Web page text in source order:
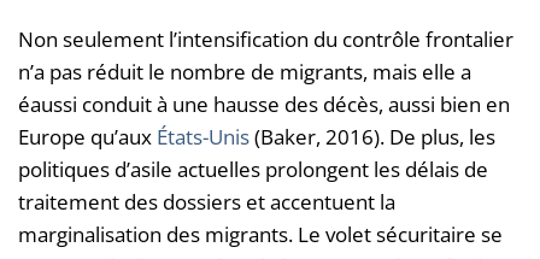
Non seulement l’intensification du contrôle frontalier
n’a pas réduit le nombre de migrants, mais elle a
éaussi conduit à une hausse des décès, aussi bien en
Europe qu’aux États-Unis(Baker, 2016). De plus, les
politiques d’asile actuelles prolongent les délais de
traitement des dossiers et accentuent la
marginalisation des migrants. Le volet sécuritaire se